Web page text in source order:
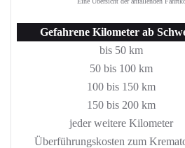
Gefahrene Kilometer ab
bis 50 km
50 bis 100 km
100 bis 150 km
150 bis 200 km
jeder weitere Kilometer
Überführungskosten zum